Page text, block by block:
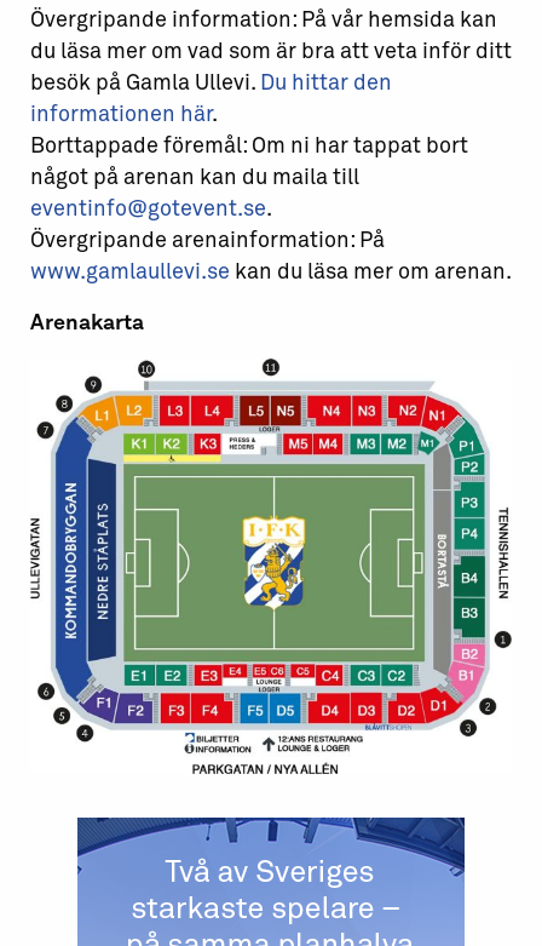
Övergripande information: På vår hemsida kan
du läsa mer om vad som är bra att veta inför ditt
besök på Gamla Ullevi. Du hittar den
informationen här.
Borttappade föremål: Om ni har tappat bort
något på arenan kan du maila till
eventinfo@gotevent.se.
Övergripande arenainformation: På
www.gamlaullevi.se kan du läsa mer om arenan.
Arenakarta